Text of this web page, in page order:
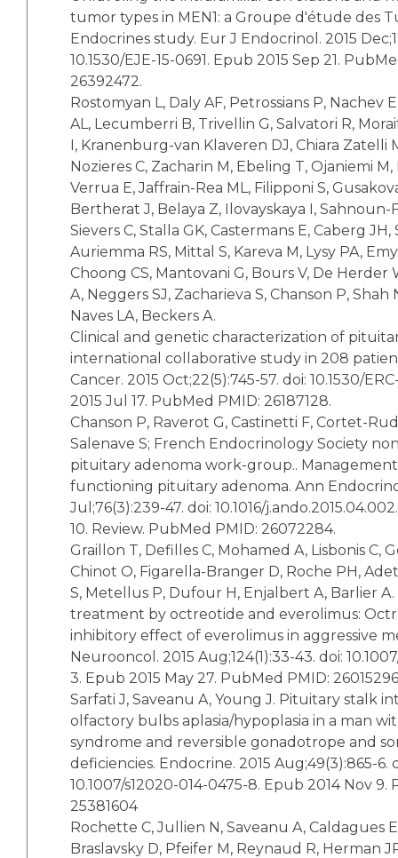
tumor types in MEN1: a Groupe d'étude des
Endocrines study. Eur J Endocrinol. 2015
10.1530/EJE-15-0691. Epub 2015 Sep 21.
26392472.
Rostomyan L, Daly AF, Petrossians P, Nachev
AL, Lecumberri B, Trivellin G, Salvatori R,
I, Kranenburg-van Klaveren DJ, Chiara Zatelli
Nozieres C, Zacharin M, Ebeling T, Ojaniemi M,
Verrua E, Jaffrain-Rea ML, Filipponi S,
Bertherat J, Belaya Z, Ilovayskaya I, Sahnoun-
Sievers C, Stalla GK, Castermans E, Caberg JH,
Auriemma RS, Mittal S, Kareva M, Lysy PA,
Choong CS, Mantovani G, Bours V, De Herder
A, Neggers SJ, Zacharieva S, Chanson P, Shah
Naves LA, Beckers A.
Clinical and genetic characterization of
international collaborative study in 208
Cancer. 2015 Oct;22(5):745-57. doi: 10.1530/
2015 Jul 17. PubMed PMID: 26187128.
Chanson P, Raverot G, Castinetti F, Cortet-
Salenave S; French Endocrinology Society
pituitary adenoma work-group..
functioning pituitary adenoma. Ann
Jul;76(3):239-47. doi: 10.1016/
10. Review. PubMed PMID: 26072284.
Graillon T, Defilles C, Mohamed A, Lisbonis C,
Chinot O, Figarella-Branger D, Roche PH,
S, Metellus P, Dufour H, Enjalbert A, Barlier
treatment by octreotide and everolimus:
inhibitory effect of everolimus in aggressive
Neurooncol. 2015 Aug;124(1):33-43. doi:
3. Epub 2015 May 27. PubMed PMID:
Sarfati J, Saveanu A, Young J. Pituitary stalk
olfactory bulbs aplasia/hypoplasia in a man
syndrome and reversible gonadotrope and
deficiencies. Endocrine. 2015 Aug;49(3):865-6.
10.1007/s12020-014-0475-8. Epub 2014 Nov 9.
25381604
Rochette C, Jullien N, Saveanu A, Caldagues
Braslavsky D, Pfeifer M, Reynaud R, Herman